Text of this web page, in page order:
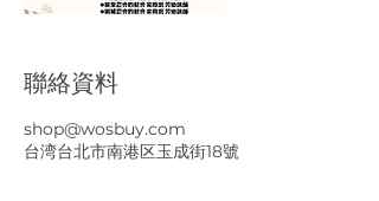
聯絡資料
shop@wosbuy.com
台湾台北市南港区玉成街18號